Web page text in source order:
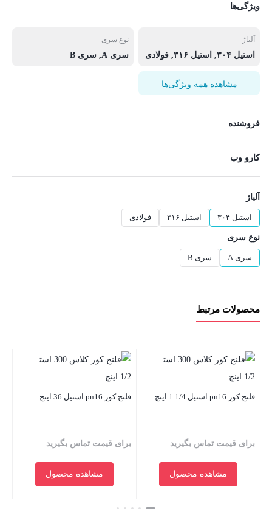
ویژگی‌ها
آلیاژ
استیل ۳۰۴, استیل ۳۱۶, فولادی
نوع سری
سری A, سری B
مشاهده همه ویژگی‌ها
فروشنده
کارو وب
آلیاژ
استیل ۳۰۴ استیل ۳۱۶ فولادی
نوع سری
سری A سری B
محصولات مرتبط
فلنج کور pn16 استیل 1/4 1 اینچ
برای قیمت تماس بگیرید
مشاهده محصول
فلنج کور pn16 استیل 36 اینچ
برای قیمت تماس بگیرید
بستن
مشاهده محصول